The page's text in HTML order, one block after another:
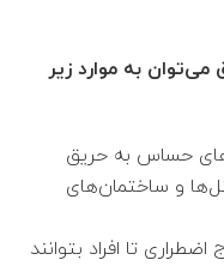
به موارد زیر
حساس به حریق
و ساختمان‌های
تا افراد بتوانند